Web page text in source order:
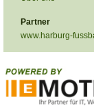
Partner
www.harburg-